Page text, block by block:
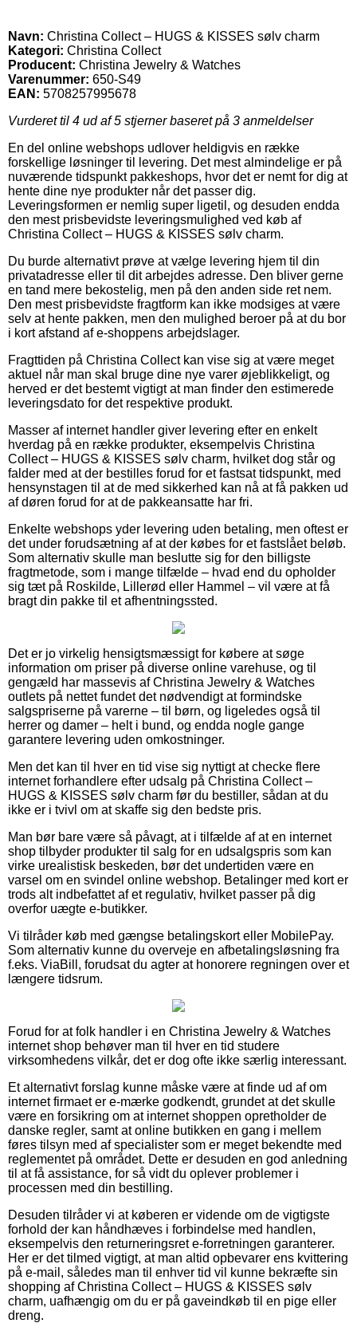
Navn: Christina Collect – HUGS & KISSES sølv charm
Kategori: Christina Collect
Producent: Christina Jewelry & Watches
Varenummer: 650-S49
EAN: 5708257995678
Vurderet til 4 ud af 5 stjerner baseret på 3 anmeldelser
En del online webshops udlover heldigvis en række
forskellige løsninger til levering. Det mest almindelige er på
nuværende tidspunkt pakkeshops, hvor det er nemt for dig at
hente dine nye produkter når det passer dig.
Leveringsformen er nemlig super ligetil, og desuden endda
den mest prisbevidste leveringsmulighed ved køb af
Christina Collect – HUGS & KISSES sølv charm.
Du burde alternativt prøve at vælge levering hjem til din
privatadresse eller til dit arbejdes adresse. Den bliver gerne
en tand mere bekostelig, men på den anden side ret nem.
Den mest prisbevidste fragtform kan ikke modsiges at være
selv at hente pakken, men den mulighed beroer på at du bor
i kort afstand af e-shoppens arbejdslager.
Fragttiden på Christina Collect kan vise sig at være meget
aktuel når man skal bruge dine nye varer øjeblikkeligt, og
herved er det bestemt vigtigt at man finder den estimerede
leveringsdato for det respektive produkt.
Masser af internet handler giver levering efter en enkelt
hverdag på en række produkter, eksempelvis Christina
Collect – HUGS & KISSES sølv charm, hvilket dog står og
falder med at der bestilles forud for et fastsat tidspunkt, med
hensynstagen til at de med sikkerhed kan nå at få pakken ud
af døren forud for at de pakkeansatte har fri.
Enkelte webshops yder levering uden betaling, men oftest er
det under forudsætning af at der købes for et fastslået beløb.
Som alternativ skulle man beslutte sig for den billigste
fragtmetode, som i mange tilfælde – hvad end du opholder
sig tæt på Roskilde, Lillerød eller Hammel – vil være at få
bragt din pakke til et afhentningssted.
Det er jo virkelig hensigtsmæssigt for købere at søge
information om priser på diverse online varehuse, og til
gengæld har massevis af Christina Jewelry & Watches
outlets på nettet fundet det nødvendigt at formindske
salgspriserne på varerne – til børn, og ligeledes også til
herrer og damer – helt i bund, og endda nogle gange
garantere levering uden omkostninger.
Men det kan til hver en tid vise sig nyttigt at checke flere
internet forhandlere efter udsalg på Christina Collect –
HUGS & KISSES sølv charm før du bestiller, sådan at du
ikke er i tvivl om at skaffe sig den bedste pris.
Man bør bare være så påvagt, at i tilfælde af at en internet
shop tilbyder produkter til salg for en udsalgspris som kan
virke urealistisk beskeden, bør det undertiden være en
varsel om en svindel online webshop. Betalinger med kort er
trods alt indbefattet af et regulativ, hvilket passer på dig
overfor uægte e-butikker.
Vi tilråder køb med gængse betalingskort eller MobilePay.
Som alternativ kunne du overveje en afbetalingsløsning fra
f.eks. ViaBill, forudsat du agter at honorere regningen over et
længere tidsrum.
Forud for at folk handler i en Christina Jewelry & Watches
internet shop behøver man til hver en tid studere
virksomhedens vilkår, det er dog ofte ikke særlig interessant.
Et alternativt forslag kunne måske være at finde ud af om
internet firmaet er e-mærke godkendt, grundet at det skulle
være en forsikring om at internet shoppen opretholder de
danske regler, samt at online butikken en gang i mellem
føres tilsyn med af specialister som er meget bekendte med
reglementet på området. Dette er desuden en god anledning
til at få assistance, for så vidt du oplever problemer i
processen med din bestilling.
Desuden tilråder vi at køberen er vidende om de vigtigste
forhold der kan håndhæves i forbindelse med handlen,
eksempelvis den returneringsret e-forretningen garanterer.
Her er det tilmed vigtigt, at man altid opbevarer ens kvittering
på e-mail, således man til enhver tid vil kunne bekræfte sin
shopping af Christina Collect – HUGS & KISSES sølv
charm, uafhængig om du er på gaveindkøb til en pige eller
dreng.